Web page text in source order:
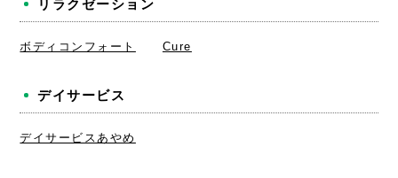
リラクゼーション
ボディコンフォート Cure
デイサービス
デイサービスあやめ